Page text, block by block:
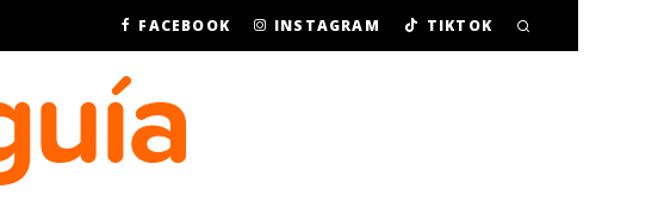
FACEBOOK INSTAGRAM TIKTOK